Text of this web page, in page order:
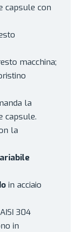
capsule con
macchina;
la
capsule.
la
in acciaio
304
in